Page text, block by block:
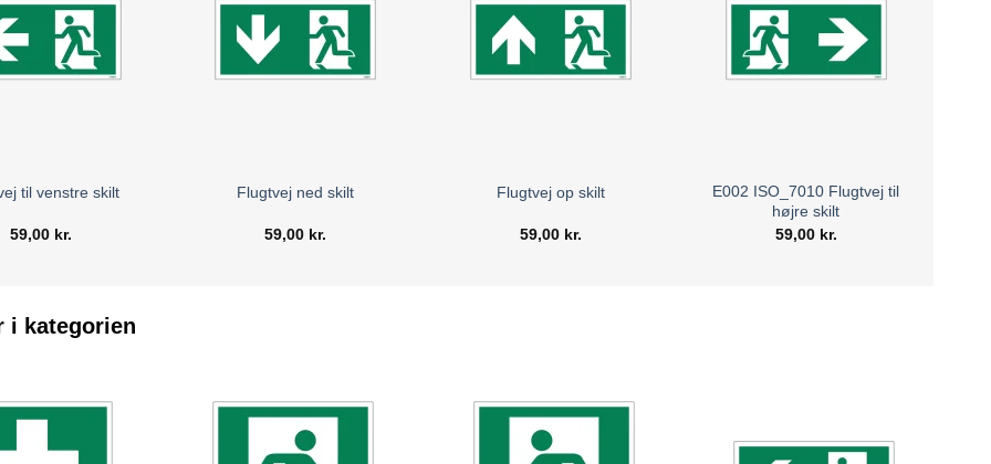
til venstre skilt
59,00 kr.
Flugtvej ned skilt
59,00 kr.
Flugtvej op skilt
59,00 kr.
E002 ISO_7010 Flugtvej til
højre skilt
59,00 kr.
i kategorien